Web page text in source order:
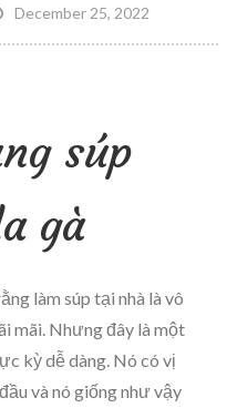
December 25, 2022
súp
gà
làm súp tại nhà là vô
mãi. Nhưng đây là một
kỳ dễ dàng. Nó có vị
và nó giống như vậy